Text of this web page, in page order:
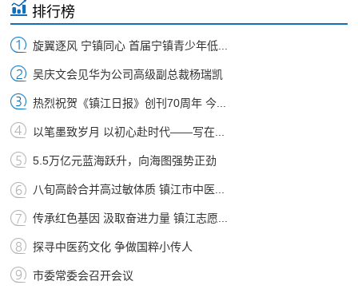
排行榜
旋翼逐风 宁镇同心 首届宁镇青少年低...
吴庆文会见华为公司高级副总裁杨瑞凯
热烈祝贺《镇江日报》创刊70周年 今...
以笔墨致岁月 以初心赴时代——写在...
5.5万亿元蓝海跃升，向海图强势正劲
八旬高龄合并高过敏体质 镇江市中医...
传承红色基因 汲取奋进力量 镇江志愿...
探寻中医药文化 争做国粹小传人
市委常委会召开会议